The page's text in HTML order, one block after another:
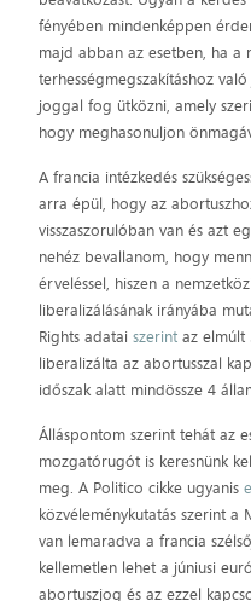
fényében mindenképpen
majd abban az esetben, ha
terhességmegszakításhoz
joggal fog ütközni, amely
hogy meghasonuljon
A francia intézkedés
arra épül, hogy az
visszaszorulóban van és azt
nehéz bevallanom, hogy
érveléssel, hiszen a
liberalizálásának irányába
Rights adataiszerint az elmúlt
liberalizálta az abortusszal
időszak alatt mindössze 4
Álláspontom szerint tehát az
mozgatórugót is keresnünk
meg. A Politico cikke ugyanis
közvéleménykutatás szerint
van lemaradva a francia
kellemetlen lehet a júniusi
abortuszjog és az ezzel